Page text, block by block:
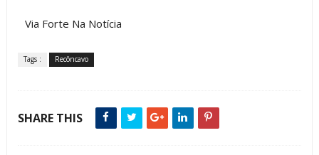
Via Forte Na Notícia
Tags : Recôncavo
SHARE THIS